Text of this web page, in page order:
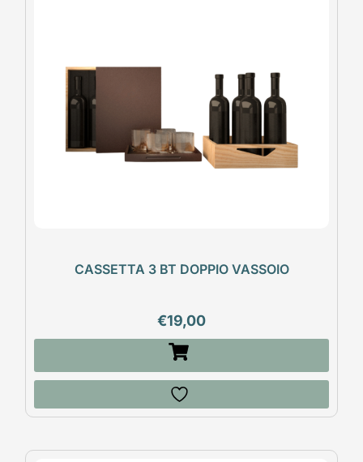
CASSETTA 3 BT DOPPIO VASSOIO
€19,00